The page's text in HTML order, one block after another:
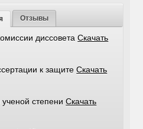
Отзывы
диссоветаСкачать
к защитеСкачать
степениСкачать